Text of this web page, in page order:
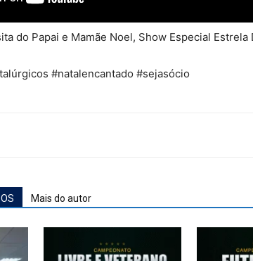
do Papai e Mamãe Noel, Show Especial
#natalencantado #sejasócio
Mais do autor